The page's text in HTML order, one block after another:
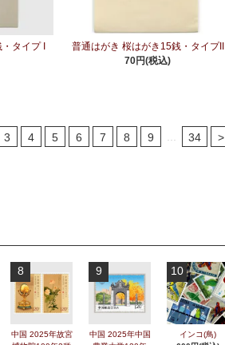
タイプ I
普通はがき 桜はがき15銭・タイプII
70円(税込)
3 4 5 6 7 8 9 34 >
8
中国 2025年故宮
9
中国 2025年中国
10
インコ(鳥)